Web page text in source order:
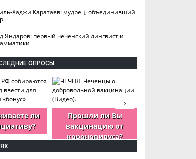
Хаджи Каратаев: мудрец, объединивший
Яндаров: первый чеченский лингвист и
ОПРОСЫ
ли
Прошли ли Вы
вакцинацию от
короновируса?
›